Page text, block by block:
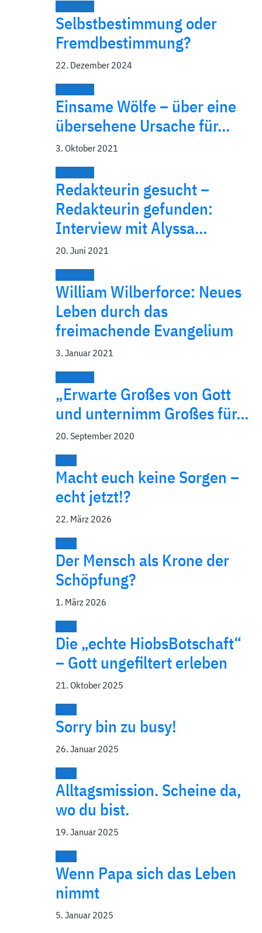
Menschen
Selbstbestimmung oder
Fremdbestimmung?
22. Dezember 2024
Menschen
Einsame Wölfe – über eine
über­sehene Ursache für…
3. Oktober 2021
Menschen
Redakteurin gesucht –
Redakteurin gefunden:
Interview mit Alyssa…
20. Juni 2021
Menschen
William Wilberforce: Neues
Leben durch das
freimachende Evangelium
3. Januar 2021
Menschen
„Erwarte Großes von Gott
und unternimm Großes für…
20. September 2020
News
Macht euch keine Sorgen –
echt jetzt!?
22. März 2026
News
Der Mensch als Krone der
Schöpfung?
1. März 2026
News
Die „echte HiobsBotschaft“
– Gott ungefiltert erleben
21. Oktober 2025
News
Sorry bin zu busy!
26. Januar 2025
News
Alltagsmission. Scheine da,
wo du bist.
19. Januar 2025
News
Wenn Papa sich das Leben
nimmt
5. Januar 2025